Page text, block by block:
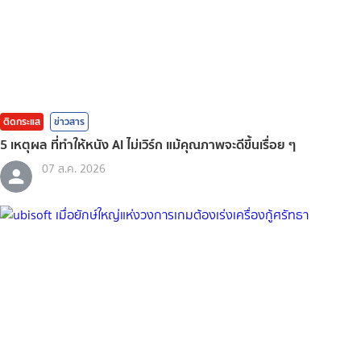
ติดกระแส ข่าวสาร
5 เหตุผล ที่ทำให้หนัง AI ไม่เวิร์ก แม้คุณภาพจะดีขึ้นเรื่อย ๆ
07 ส.ค. 2026